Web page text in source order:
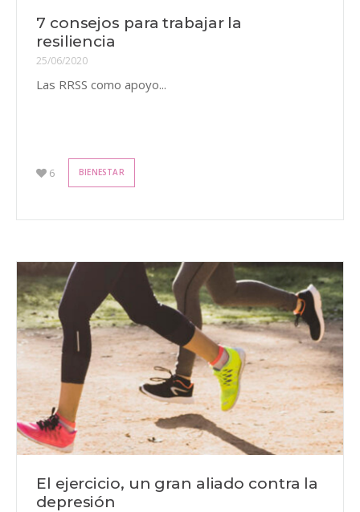
7 consejos para trabajar la
resiliencia
25/06/2020
Las RRSS como apoyo...
6 BIENESTAR
El ejercicio, un gran aliado contra la
depresión